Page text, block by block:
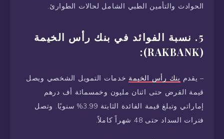
الحوادث والتأمين الطبي الشامل لحالات الطوارئ.
5. نسبة الفوائد في بنك رأس الخيمة
(RAKBANK):
– يقدم بنك رأس الخيمة خدمات التمويل الشخصي ويصل
قيمة القرض حتى اثنان مليون وخمسمائة أف درهم
إماراتي وتبلغ قيمة الفائدة الثابتة 3.99% سنويًا. وتصل
فترات السداد حتى 48 شهراً كاملاً.